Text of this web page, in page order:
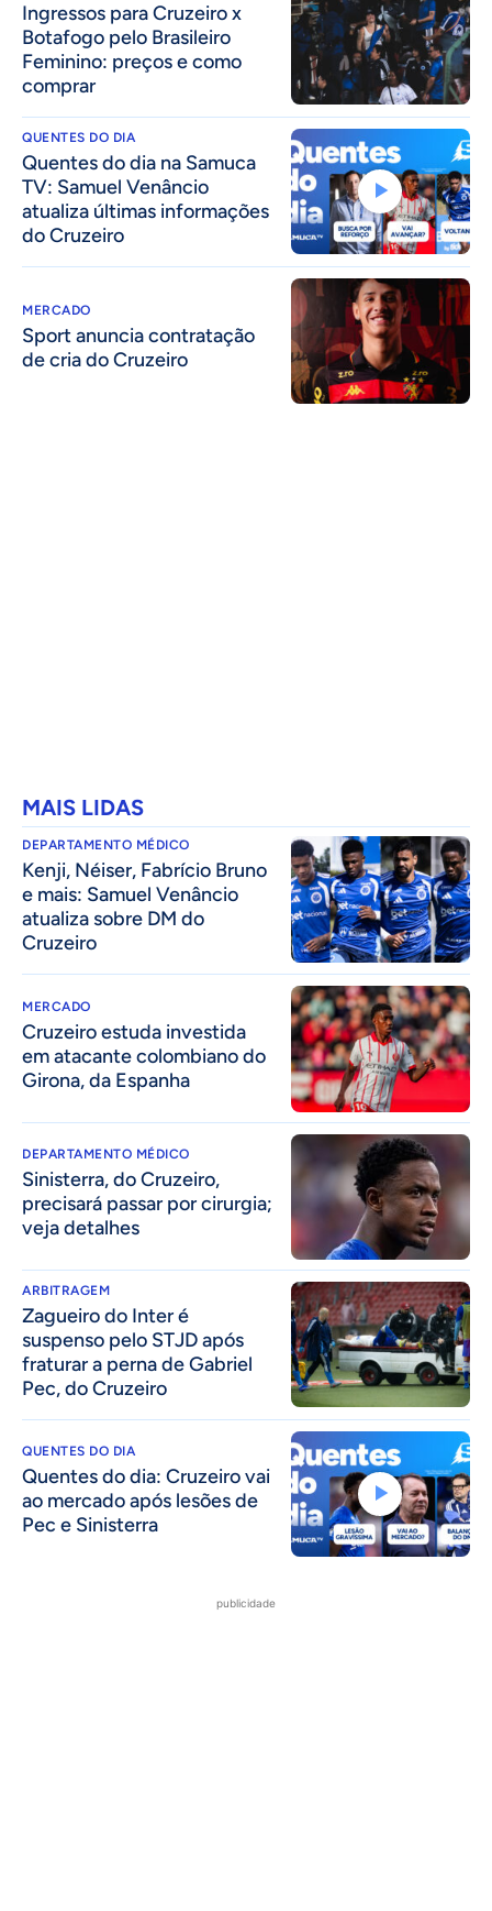
Ingressos para Cruzeiro x
Botafogo pelo Brasileiro
Feminino: preços e como
comprar
QUENTES DO DIA
Quentes do dia na Samuca
TV: Samuel Venâncio
atualiza últimas informações
do Cruzeiro
MERCADO
Sport anuncia contratação
de cria do Cruzeiro
MAIS LIDAS
DEPARTAMENTO MÉDICO
Kenji, Néiser, Fabrício Bruno
e mais: Samuel Venâncio
atualiza sobre DM do
Cruzeiro
MERCADO
Cruzeiro estuda investida
em atacante colombiano do
Girona, da Espanha
DEPARTAMENTO MÉDICO
Sinisterra, do Cruzeiro,
precisará passar por cirurgia;
veja detalhes
ARBITRAGEM
Zagueiro do Inter é
suspenso pelo STJD após
fraturar a perna de Gabriel
Pec, do Cruzeiro
QUENTES DO DIA
Quentes do dia: Cruzeiro vai
ao mercado após lesões de
Pec e Sinisterra
publicidade